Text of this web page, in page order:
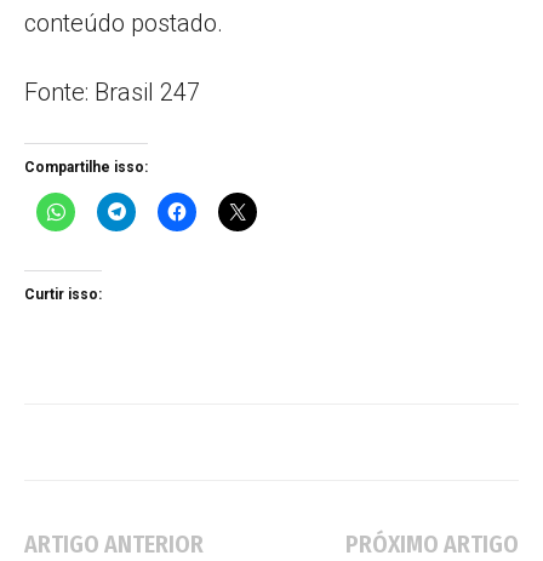
conteúdo postado.
Fonte: Brasil 247
Compartilhe isso:
Curtir isso:
ARTIGO ANTERIOR
PRÓXIMO ARTIGO